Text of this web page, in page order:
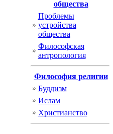
общества
Проблемы
устройства
общества
Философская
антропология
Философия религии
Буддизм
Ислам
Христианство